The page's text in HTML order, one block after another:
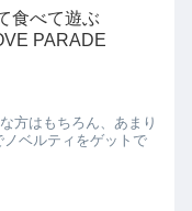
食べて遊ぶ
PARADE
方はもちろん、あまり
ベルティをゲットで